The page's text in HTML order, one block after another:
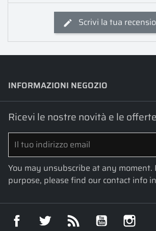
Scrivi la tua
INFORMAZIONI NEGOZIO
Ricevi le nostre novità e le
You may unsubscribe at any moment.
purpose, please find our contact info
Facebook Twitter YouTube